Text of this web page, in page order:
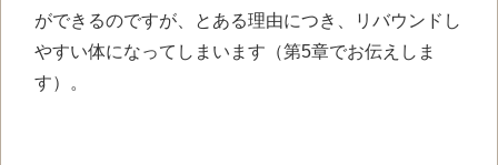
ができるのですが、とある理由につき、リバウンドし
やすい体になってしまいます（第5章でお伝えしま
す）。